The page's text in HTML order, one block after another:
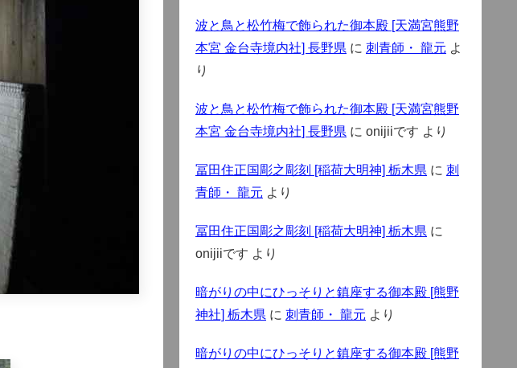
波と鳥と松竹梅で飾られた御本殿 [天満宮熊野
本宮 金台寺境内社] 長野県 に 刺青師・ 龍元 よ
り
波と鳥と松竹梅で飾られた御本殿 [天満宮熊野
本宮 金台寺境内社] 長野県 に onijiiです より
冨田住正国彫之彫刻 [稲荷大明神] 栃木県 に 刺
青師・ 龍元 より
冨田住正国彫之彫刻 [稲荷大明神] 栃木県 に
onijiiです より
暗がりの中にひっそりと鎮座する御本殿 [熊野
神社] 栃木県 に 刺青師・ 龍元 より
暗がりの中にひっそりと鎮座する御本殿 [熊野